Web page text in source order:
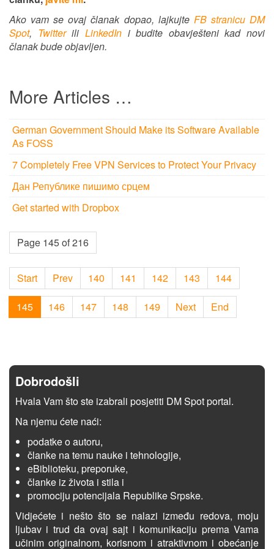
Ako vam se ovaj članak dopao, lajkujte FB stranicu DM
Spot, Twitterili LinkedIni budite obavješteni kad novi
članak bude objavljen.
More Articles …
German Government Should Make its Software Available
As FOSS
7 Completely Free VPN Services to Protect Your Privacy
Дан Републике пишимо срцем
Get started with Dropbox
Page 145 of 216
Start Prev 140 141 142 143 144
145 146 147 148 149 Next End
Dobrodošli
Hvala Vam što ste izabrali posjetiti DM Spot portal.
Na njemu ćete naći:
podatke o autoru,
članke na temu nauke i tehnologije,
eBiblioteku, preporuke,
članke iz života i stila i
promociju potencijala Republike Srpske.
Vidjećete i nešto što se nalazi između redova, moju
ljubav i trud da ovaj sajt i komunikaciju prema Vama
učinim originalnom, korisnom i atraktivnom i obećanje